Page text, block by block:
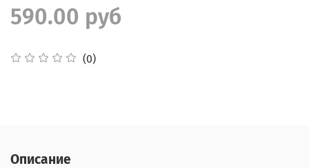
(0)
590.00 руб
Описание